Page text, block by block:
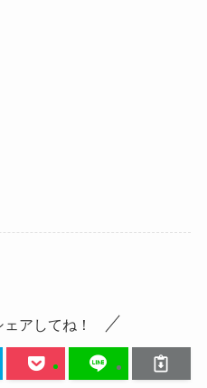
アしてね！